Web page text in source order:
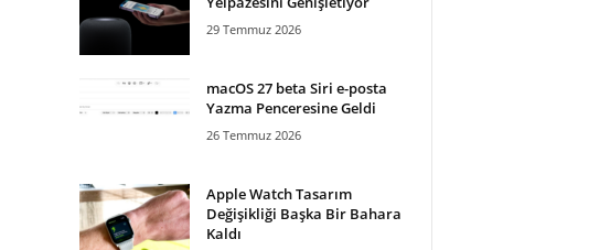
29 Temmuz 2026
macOS 27 beta Siri e-posta
Yazma Penceresine Geldi
26 Temmuz 2026
Apple Watch Tasarım
Değişikliği Başka Bir Bahara
Kaldı